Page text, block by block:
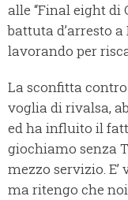
alle “Final eight di
battuta d’arresto
lavorando per
La sconfitta
voglia di rivalsa,
ed ha influito il
giochiamo senza
mezzo servizio.
ma ritengo che